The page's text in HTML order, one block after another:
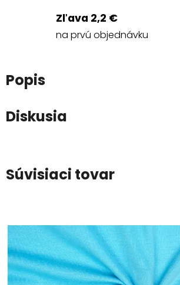
Zľava 2,2 €
na prvú objednávku
Popis
Diskusia
Súvisiaci tovar